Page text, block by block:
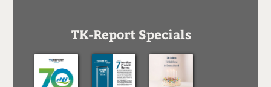
TK-Report Specials